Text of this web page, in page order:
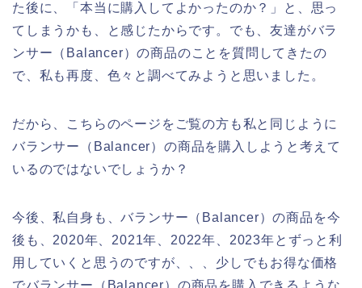
た後に、「本当に購入してよかったのか？」と、思っ
てしまうかも、と感じたからです。でも、友達がバラ
ンサー（Balancer）の商品のことを質問してきたの
で、私も再度、色々と調べてみようと思いました。
だから、こちらのページをご覧の方も私と同じように
バランサー（Balancer）の商品を購入しようと考えて
いるのではないでしょうか？
今後、私自身も、バランサー（Balancer）の商品を今
後も、2020年、2021年、2022年、2023年とずっと利
用していくと思うのですが、、、少しでもお得な価格